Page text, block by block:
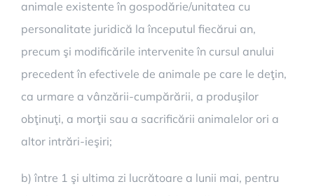
animale existente în gospodărie/unitatea cu
personalitate juridică la începutul fiecărui an,
precum şi modificările intervenite în cursul anului
precedent în efectivele de animale pe care le deţin,
ca urmare a vânzării-cumpărării, a produşilor
obţinuţi, a morţii sau a sacrificării animalelor ori a
altor intrări-ieşiri;
b) între 1 şi ultima zi lucrătoare a lunii mai, pentru